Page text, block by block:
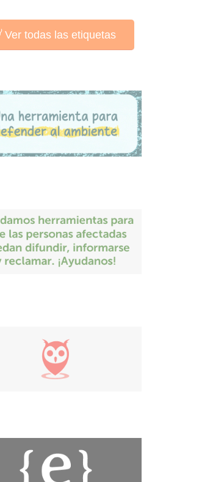
Ver todas las etiquetas